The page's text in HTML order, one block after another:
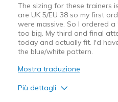
The sizing for these trainers
are UK 5/EU 38 so my first
were massive. So I ordered
too big. My third and final
today and actually fit. I'd
the blue/white pattern.
Mostra traduzione
Più dettagli